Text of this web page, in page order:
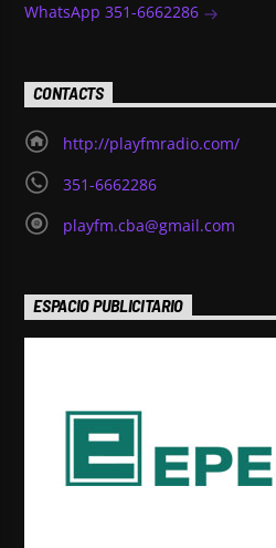
WhatsApp 351-6662286
CONTACTS
http://playfmradio.com/
351-6662286
playfm.cba@gmail.com
ESPACIO PUBLICITARIO